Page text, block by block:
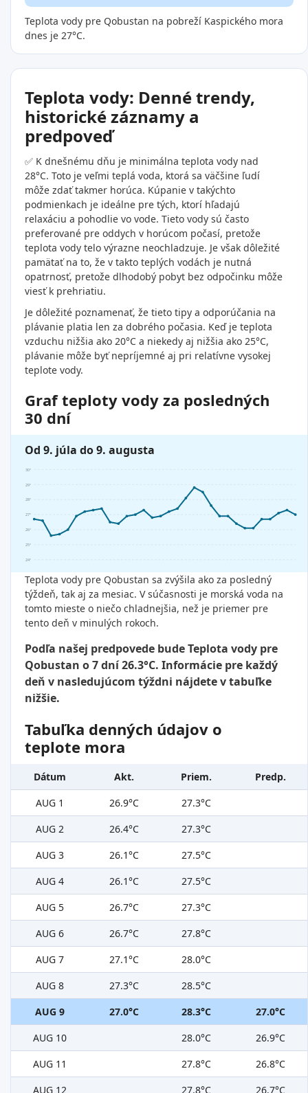
Teplota vody pre Qobustan na pobreží Kaspického mora
dnes je 27°C.
Teplota vody: Denné trendy,
historické záznamy a
predpoveď
✅ K dnešnému dňu je minimálna teplota vody nad
28°C. Toto je veľmi teplá voda, ktorá sa väčšine ľudí
môže zdať takmer horúca. Kúpanie v takýchto
podmienkach je ideálne pre tých, ktorí hľadajú
relaxáciu a pohodlie vo vode. Tieto vody sú často
preferované pre oddych v horúcom počasí, pretože
teplota vody telo výrazne neochladzuje. Je však dôležité
pamätať na to, že v takto teplých vodách je nutná
opatrnosť, pretože dlhodobý pobyt bez odpočinku môže
viesť k prehriatiu.
Je dôležité poznamenať, že tieto tipy a odporúčania na
plávanie platia len za dobrého počasia. Keď je teplota
vzduchu nižšia ako 20°C a niekedy aj nižšia ako 25°C,
plávanie môže byť nepríjemné aj pri relatívne vysokej
teplote vody.
Graf teploty vody za posledných
30 dní
Od 9. júla do 9. augusta
24°
25°
26°
27°
28°
29°
30°
Teplota vody pre Qobustan sa zvýšila ako za posledný
týždeň, tak aj za mesiac. V súčasnosti je morská voda na
tomto mieste o niečo chladnejšia, než je priemer pre
tento deň v minulých rokoch.
Podľa našej predpovede bude Teplota vody pre
Qobustan o 7 dní 26.3°C. Informácie pre každý
deň v nasledujúcom týždni nájdete v tabuľke
nižšie.
Tabuľka denných údajov o
teplote mora
Dátum Akt. Priem.
Predp.
AUG 1
26.9°C
27.3°C
AUG 2
26.4°C
27.3°C
AUG 3
26.1°C
27.5°C
AUG 4
26.1°C
27.5°C
AUG 5
26.7°C
27.3°C
AUG 6
26.7°C
27.8°C
AUG 7
27.1°C
28.0°C
AUG 8
27.3°C
28.5°C
AUG 9
27.0°C 28.3°C
27.0°C
AUG 10
28.0°C
26.9°C
AUG 11
27.8°C
26.8°C
AUG 12
27.8°C 26.7°C